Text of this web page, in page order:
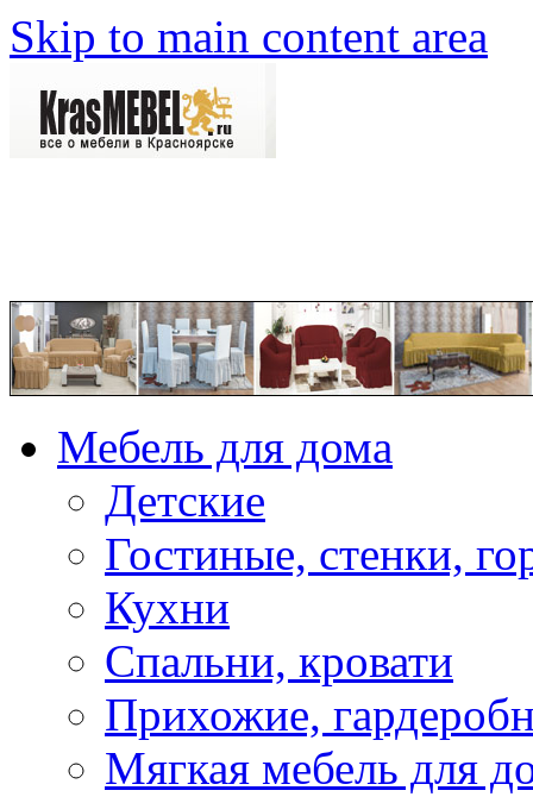
Skip to main content area
Мебель для дома
Детские
Гостиные, стенки,
Кухни
Спальни, кровати
Прихожие,
Мягкая мебель для